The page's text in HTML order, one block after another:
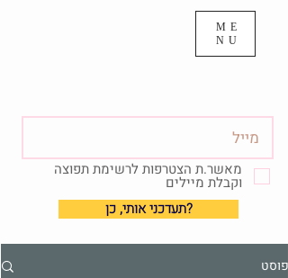
ME
NU
מאשר.ת הצטרפות לרשימת תפוצה
וקבלת מיילים
?תעדכני אותי, כן
פוסט